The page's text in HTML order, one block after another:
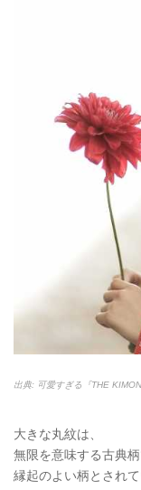
出典: 可愛すぎる『THE
大きな丸紋は、
無限を意味する古典柄
縁起のよい柄とされ